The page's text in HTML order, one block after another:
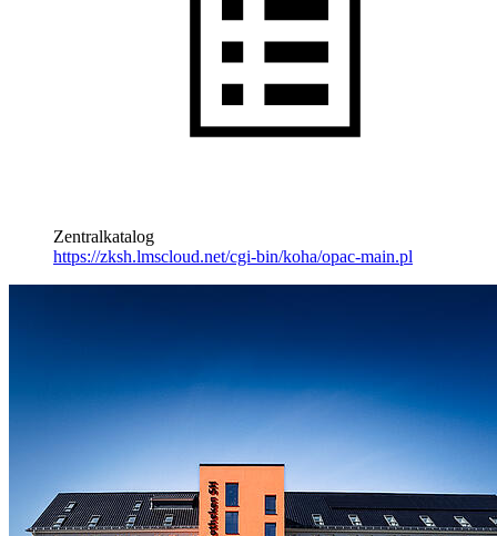
Zentralkatalog
https://zksh.lmscloud.net/cgi-bin/koha/opac-main.pl